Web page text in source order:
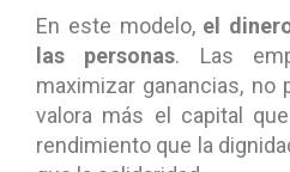
En este modelo, el
las personas. Las
maximizar ganancias, no
valora más el capital
rendimiento que la